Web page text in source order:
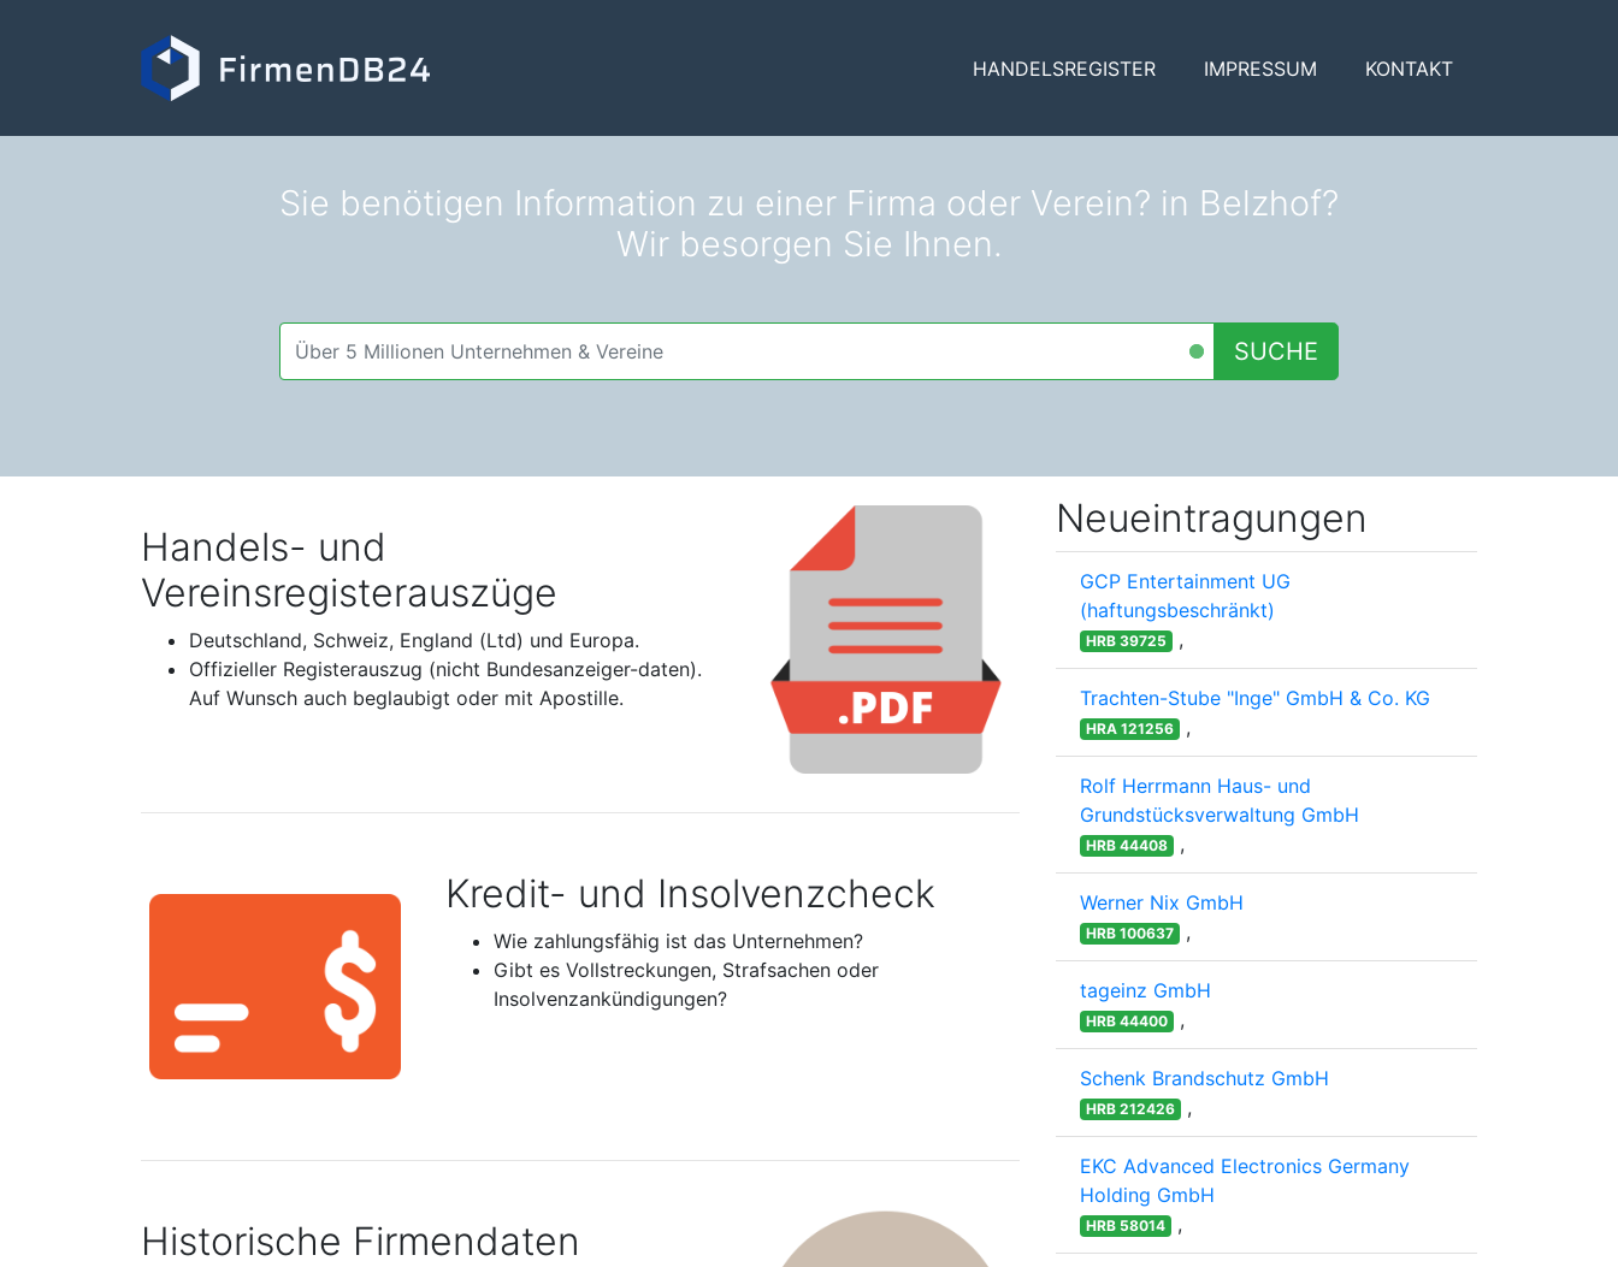
HANDELSREGISTER IMPRESSUM KONTAKT
Sie benötigen Information zu einer Firma oder Verein? in Belzhof?
Wir besorgen Sie Ihnen.
SUCHE
Handels- und
Vereinsregisterauszüge
Deutschland, Schweiz, England (Ltd) und Europa.
Offizieller Registerauszug (nicht Bundesanzeiger-daten).
Auf Wunsch auch beglaubigt oder mit Apostille.
Kredit- und Insolvenzcheck
Wie zahlungsfähig ist das Unternehmen?
Gibt es Vollstreckungen, Strafsachen oder
Insolvenzankündigungen?
Historische Firmendaten
Neueintragungen
GCP Entertainment UG
(haftungsbeschränkt)
HRB 39725 ,
Trachten-Stube "Inge" GmbH & Co. KG
HRA 121256 ,
Rolf Herrmann Haus- und
Grundstücksverwaltung GmbH
HRB 44408 ,
Werner Nix GmbH
HRB 100637 ,
tageinz GmbH
HRB 44400 ,
Schenk Brandschutz GmbH
HRB 212426 ,
EKC Advanced Electronics Germany
Holding GmbH
HRB 58014 ,